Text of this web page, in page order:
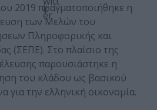
2019 πραγματοποιήθηκε η
των Μελών του
Πληροφορικής και
(ΣΕΠΕ). Στο πλαίσιο της
παρουσιάστηκε η
του κλάδου ως βασικού
για την ελληνική οικονομία.